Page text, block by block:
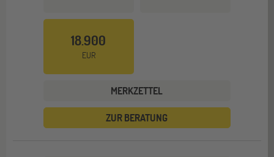
18.900
EUR
MERKZETTEL
ZUR BERATUNG